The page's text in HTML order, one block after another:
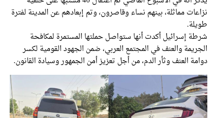
مماثلة، بينهم نساء وقاصرون، وتم إبعادهم عن المدينة لفترة
إسرائيل أكدت أنها ستواصل حملتها المستمرة لمكافحة
والعنف في المجتمع العربي، ضمن الجهود القومية لكسر
العنف وثأر الدم، من أجل تعزيز أمن الجمهور وسيادة القانون.